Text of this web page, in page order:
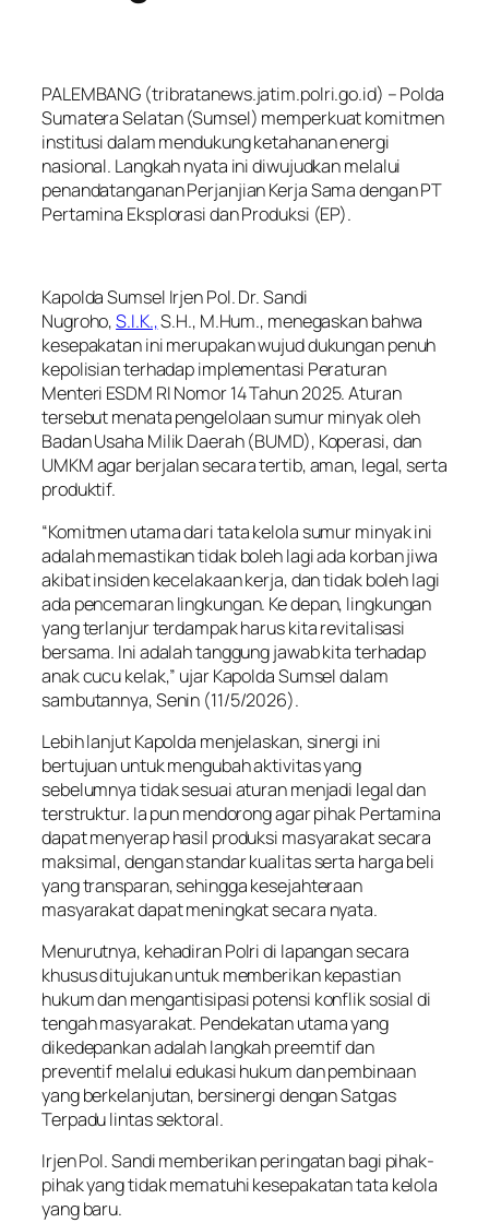
PALEMBANG (tribratanews.jatim.polri.go.id) – Polda
Sumatera Selatan (Sumsel) memperkuat komitmen
institusi dalam mendukung ketahanan energi
nasional. Langkah nyata ini diwujudkan melalui
penandatanganan Perjanjian Kerja Sama dengan PT
Pertamina Eksplorasi dan Produksi (EP).
Kapolda Sumsel Irjen Pol. Dr. Sandi
Nugroho,S.I.K.,S.H., M.Hum., menegaskan bahwa
kesepakatan ini merupakan wujud dukungan penuh
kepolisian terhadap implementasi Peraturan
Menteri ESDM RI Nomor 14 Tahun 2025. Aturan
tersebut menata pengelolaan sumur minyak oleh
Badan Usaha Milik Daerah (BUMD), Koperasi, dan
UMKM agar berjalan secara tertib, aman, legal, serta
produktif.
“Komitmen utama dari tata kelola sumur minyak ini
adalah memastikan tidak boleh lagi ada korban jiwa
akibat insiden kecelakaan kerja, dan tidak boleh lagi
ada pencemaran lingkungan. Ke depan, lingkungan
yang terlanjur terdampak harus kita revitalisasi
bersama. Ini adalah tanggung jawab kita terhadap
anak cucu kelak,” ujar Kapolda Sumsel dalam
sambutannya, Senin (11/5/2026).
Lebih lanjut Kapolda menjelaskan, sinergi ini
bertujuan untuk mengubah aktivitas yang
sebelumnya tidak sesuai aturan menjadi legal dan
terstruktur. Ia pun mendorong agar pihak Pertamina
dapat menyerap hasil produksi masyarakat secara
maksimal, dengan standar kualitas serta harga beli
yang transparan, sehingga kesejahteraan
masyarakat dapat meningkat secara nyata.
Menurutnya, kehadiran Polri di lapangan secara
khusus ditujukan untuk memberikan kepastian
hukum dan mengantisipasi potensi konflik sosial di
tengah masyarakat. Pendekatan utama yang
dikedepankan adalah langkah preemtif dan
preventif melalui edukasi hukum dan pembinaan
yang berkelanjutan, bersinergi dengan Satgas
Terpadu lintas sektoral.
Irjen Pol. Sandi memberikan peringatan bagi pihak-
pihak yang tidak mematuhi kesepakatan tata kelola
yang baru.